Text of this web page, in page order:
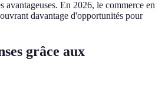
avantageuses. En 2026, le commerce en
davantage d'opportunités pour
grâce aux